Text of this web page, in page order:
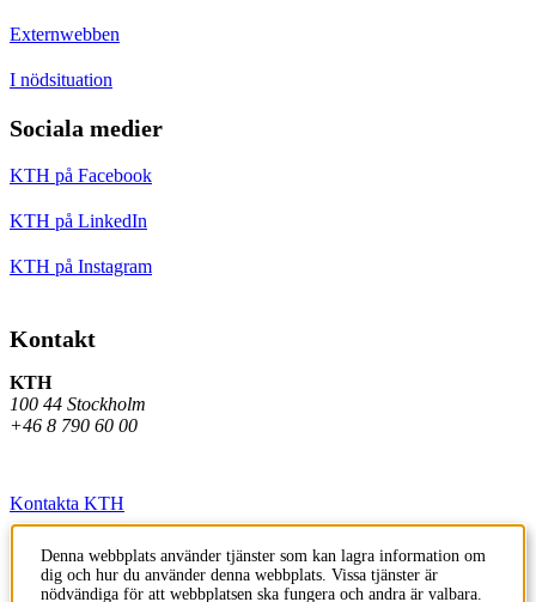
Externwebben
I nödsituation
Sociala medier
KTH på Facebook
KTH på LinkedIn
KTH på Instagram
Kontakt
KTH
100 44 Stockholm
+46 8 790 60 00
Kontakta KTH
Jobba på KTH
Press och media
Denna webbplats använder tjänster som kan lagra information om
dig och hur du använder denna webbplats. Vissa tjänster är
nödvändiga för att webbplatsen ska fungera och andra är valbara.